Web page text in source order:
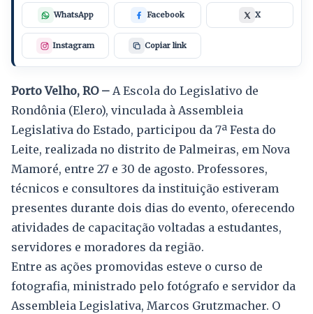
WhatsApp Facebook X
Instagram Copiar link
Porto Velho, RO – A Escola do Legislativo de
Rondônia (Elero), vinculada à Assembleia
Legislativa do Estado, participou da 7ª Festa do
Leite, realizada no distrito de Palmeiras, em Nova
Mamoré, entre 27 e 30 de agosto. Professores,
técnicos e consultores da instituição estiveram
presentes durante dois dias do evento, oferecendo
atividades de capacitação voltadas a estudantes,
servidores e moradores da região.
Entre as ações promovidas esteve o curso de
fotografia, ministrado pelo fotógrafo e servidor da
Assembleia Legislativa, Marcos Grutzmacher. O